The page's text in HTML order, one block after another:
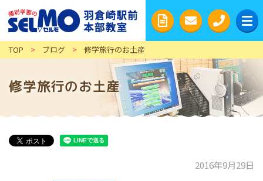
TOP > ブログ > 修学旅行のお土産
修学旅行のお土産
2016年9月29日